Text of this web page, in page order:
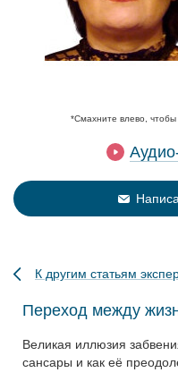
*Смахните влево, чтобы
К другим статьям
Переход между
Великая иллюзия
сансары и как её